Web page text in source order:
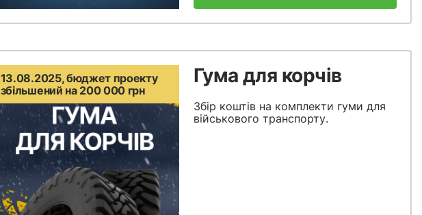
13.08.2025, бюджет проекту
збільшений на 200 000 грн
Гума для корчів
Збір коштів на комплекти гуми для
військового транспорту.